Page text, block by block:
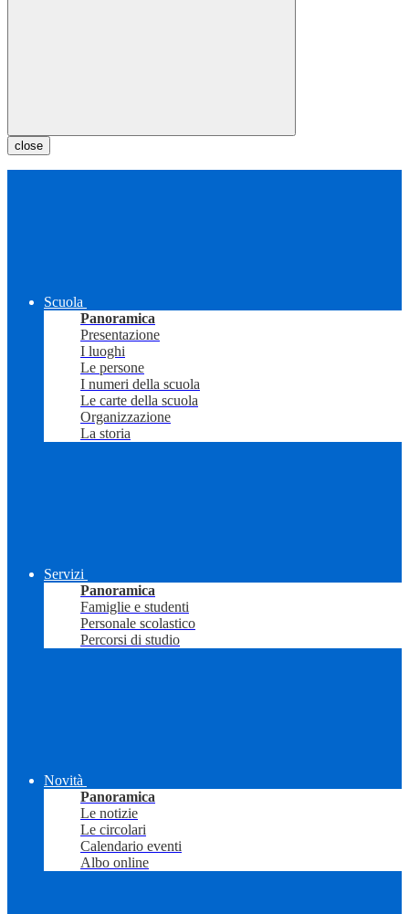
close
Scuola
Panoramica
Presentazione
I luoghi
Le persone
I numeri della scuola
Le carte della scuola
Organizzazione
La storia
Servizi
Panoramica
Famiglie e studenti
Personale scolastico
Percorsi di studio
Novità
Panoramica
Le notizie
Le circolari
Calendario eventi
Albo online